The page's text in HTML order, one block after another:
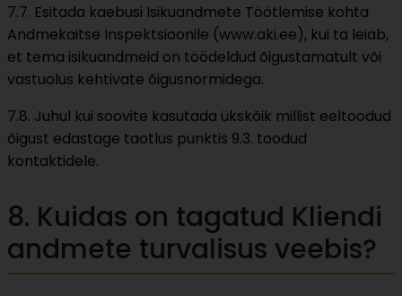
7.7. Esitada kaebusi Isikuandmete Töötlemise kohta
Andmekaitse Inspektsioonile (www.aki.ee), kui ta leiab,
et tema isikuandmeid on töödeldud õigustamatult või
vastuolus kehtivate õigusnormidega.
7.8. Juhul kui soovite kasutada ükskõik millist eeltoodud
õigust edastage taotlus punktis 9.3. toodud
kontaktidele.
8. Kuidas on tagatud Kliendi
andmete turvalisus veebis?